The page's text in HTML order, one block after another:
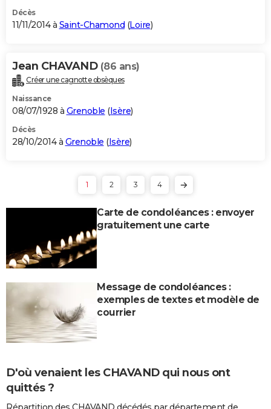
Décès
11/11/2014 à Saint-Chamond (Loire)
Jean CHAVAND (86 ans)
Créer une cagnotte obsèques
Naissance
08/07/1928 à Grenoble (Isère)
Décès
28/10/2014 à Grenoble (Isère)
1 2 3 4
Carte de condoléances : envoyer
gratuitement une carte
Message de condoléances :
exemples de textes et modèle de
courrier
D'où venaient les CHAVAND qui nous ont
quittés ?